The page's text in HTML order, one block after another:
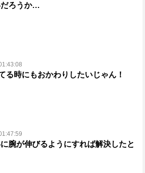
だろうか…
る時にもおかわりしたいじゃん！
腕が伸びるようにすれば解決したと